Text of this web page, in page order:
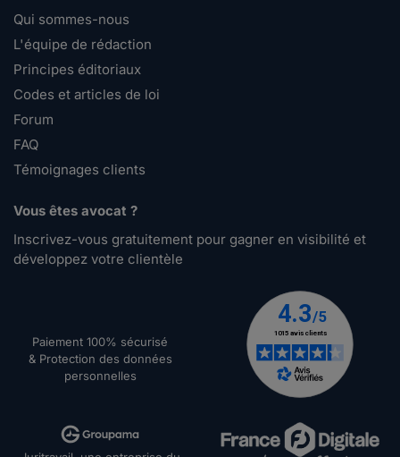
Qui sommes-nous
L'équipe de rédaction
Principes éditoriaux
Codes et articles de loi
Forum
FAQ
Témoignages clients
Vous êtes avocat ?
Inscrivez-vous gratuitement pour gagner en visibilité et
développez votre clientèle
Paiement 100% sécurisé
& Protection des données
personnelles